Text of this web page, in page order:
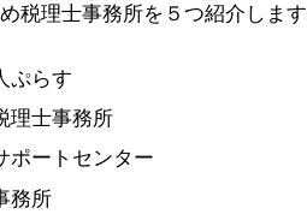
税理士事務所を５つ紹介しま
ぷらす
理士事務所
ポートセンター
務所